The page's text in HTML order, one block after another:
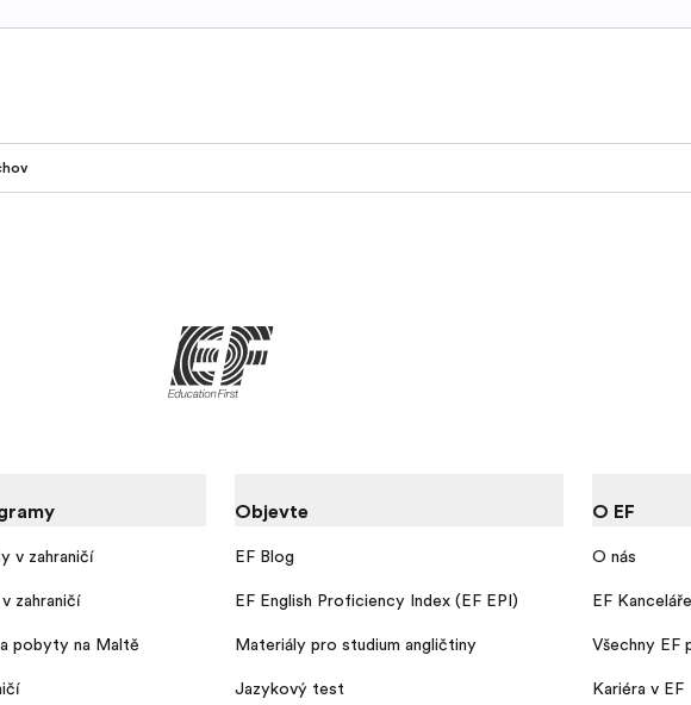
v zahraničí
zahraničí
pobyty na Maltě
Objevte
EF Blog
EF English Proficiency Index (EF EPI)
Materiály pro studium angličtiny
Jazykový test
O EF
O nás
EF Kanceláře
Všechny EF
Kariéra v EF